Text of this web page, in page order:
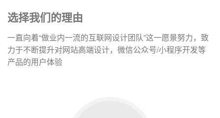
选择我们的理由
一直向着“做业内一流的互联网设计团队”这一愿景努力，致
力于不断提升对网站高端设计，微信公众号/小程序开发等
产品的用户体验